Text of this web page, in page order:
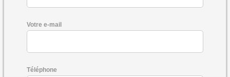
Votre e-mail
Téléphone